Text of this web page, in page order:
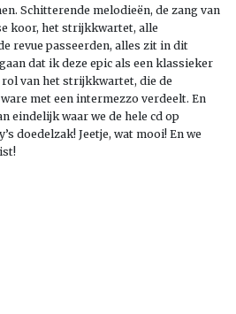
Schitterende melodieën, de zang van
koor, het strijkkwartet, alle
revue passeerden, alles zit in dit
dat ik deze epic als een klassieker
van het strijkkwartet, die de
met een intermezzo verdeelt. En
eindelijk waar we de hele cd op
doedelzak! Jeetje, wat mooi! En we